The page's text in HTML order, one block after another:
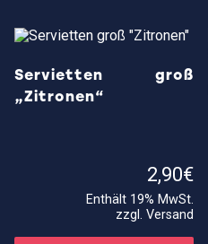
Servietten groß
„Zitronen“
2,90€
Enthält 19% MwSt.
zzgl. Versand